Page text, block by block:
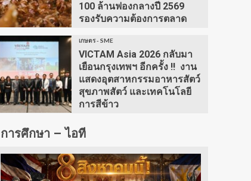
100 ล้านฟองกลางปี 2569
รองรับความต้องการตลาด
เกษตร - SME
VICTAM Asia 2026 กลับมา
เยือนกรุงเทพฯ อีกครั้ง !! งาน
แสดงอุตสาหกรรมอาหารสัตว์
สุขภาพสัตว์ และเทคโนโลยี
การสีข้าว
การศึกษา – ไอที